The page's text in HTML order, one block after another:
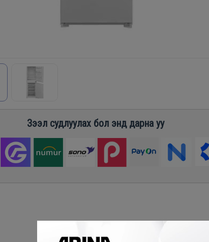
Зээл судлуулах бол энд дарна уу